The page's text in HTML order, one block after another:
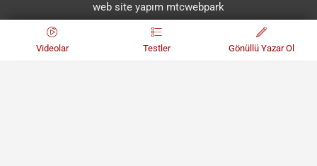
web site yapım mtcwebpark
Videolar Testler Gönüllü Yazar Ol